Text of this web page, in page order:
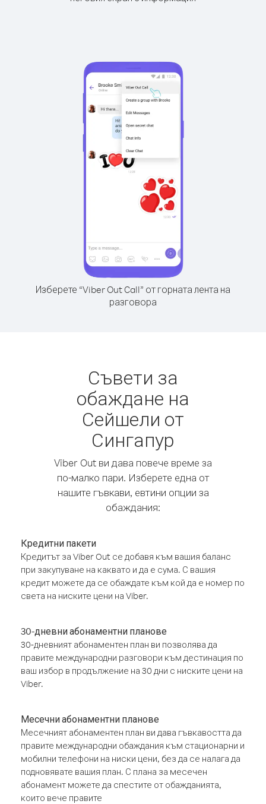
Изберете “Viber Out Call” от горната лента на
разговора
Съвети за
обаждане на
Сейшели от
Сингапур
Viber Out ви дава повече време за
по-малко пари. Изберете една от
нашите гъвкави, евтини опции за
обаждания:
Кредитни пакети
Кредитът за Viber Out се добавя към вашия баланс
при закупуване на каквато и да е сума. С вашия
кредит можете да се обаждате към кой да е номер по
света на ниските цени на Viber.
30-дневни абонаментни планове
30-дневният абонаментен план ви позволява да
правите международни разговори към дестинация по
ваш избор в продължение на 30 дни с ниските цени на
Viber.
Месечни абонаментни планове
Месечният абонаментен план ви дава гъвкавостта да
правите международни обаждания към стационарни и
мобилни телефони на ниски цени, без да се налага да
подновявате вашия план. С плана за месечен
абонамент можете да спестите от обажданията,
които вече правите